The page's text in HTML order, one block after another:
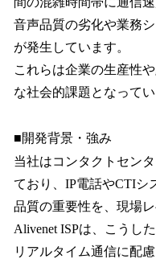
音声品質の劣化や業務
が発生しています。
これらは企業の生産性
な社会的課題となってい
■開発背景・強み
当社はコンタクトセン
ており、IP電話やCTIシ
品質の重要性を、現場
Alivenet ISPは、こうし
リアルタイム通信に配